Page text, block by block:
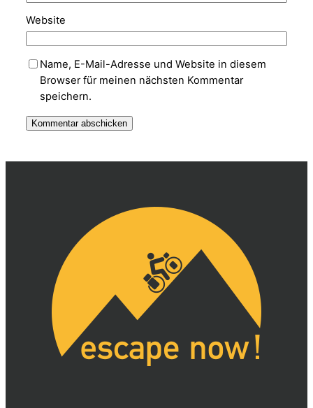
Website
Name, E-Mail-Adresse und Website in diesem
Browser für meinen nächsten Kommentar
speichern.